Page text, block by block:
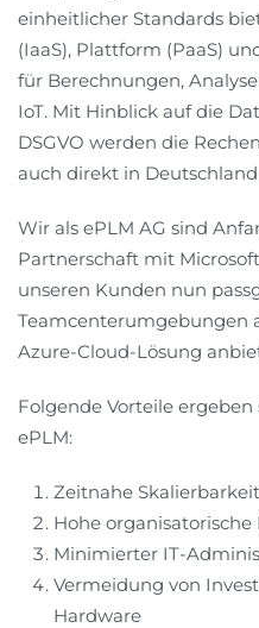
einheitlicher Standards
(IaaS), Plattform (PaaS)
für Berechnungen,
IoT. Mit Hinblick auf die
DSGVO werden die
auch direkt in
Wir als ePLM AG sind
Partnerschaft mit
unseren Kunden nun
Teamcenterumgebungen
Azure-Cloud-Lösung
Folgende Vorteile
ePLM:
Zeitnahe
Hohe
Minimierter IT-
Vermeidung von
Hardware